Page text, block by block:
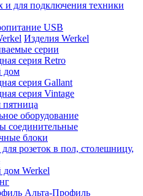
и для подключения техники
USB
Изделия Werkel
серии
серия Retro
дом
серия Gallant
серия Vintage
пятница
оборудование
соединительные
блоки
розеток в пол, столешницу,
Werkel
Альта-Профиль